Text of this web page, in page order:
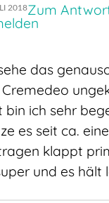
2018Zum
das
bin ich sehr
es seit ca.
klappt
und es hält